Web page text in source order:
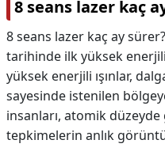
8 seans lazer kaç
8 seans lazer kaç ay
tarihinde ilk yüksek enerjili
yüksek enerjili ışınlar,
sayesinde istenilen
insanları, atomik
tepkimelerin anlık